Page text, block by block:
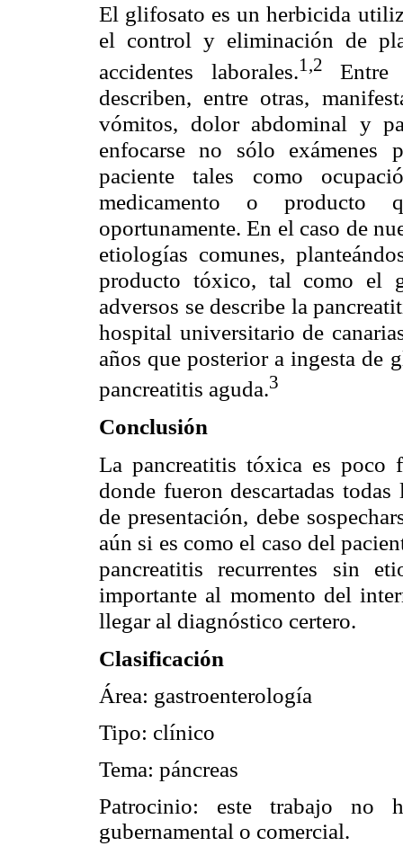
El glifosato es un herbicida
el control y eliminación de
accidentes laborales.1,2
Entre
describen, entre otras,
vómitos, dolor abdominal y
enfocarse no sólo exámenes
paciente tales como
medicamento o producto
oportunamente. En el caso de
etiologías comunes,
producto tóxico, tal como el
adversos se describe la
hospital universitario de
años que posterior a ingesta de
pancreatitis aguda.3
Conclusión
La pancreatitis tóxica es poco
donde fueron descartadas
de presentación, debe
aún si es como el caso del
pancreatitis recurrentes sin
importante al momento del
llegar al diagnóstico certero.
Clasificación
Área: gastroenterología
Tipo: clínico
Tema: páncreas
Patrocinio: este trabajo no
gubernamental o comercial.